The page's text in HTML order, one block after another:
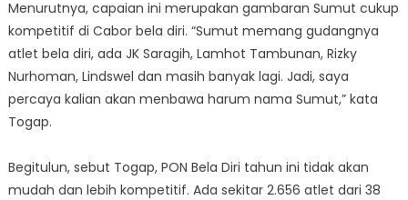
Menurutnya, capaian ini merupakan gambaran Sumut cukup
kompetitif di Cabor bela diri. “Sumut memang gudangnya
atlet bela diri, ada JK Saragih, Lamhot Tambunan, Rizky
Nurhoman, Lindswel dan masih banyak lagi. Jadi, saya
percaya kalian akan menbawa harum nama Sumut,” kata
Togap.
Begitulun, sebut Togap, PON Bela Diri tahun ini tidak akan
mudah dan lebih kompetitif. Ada sekitar 2.656 atlet dari 38